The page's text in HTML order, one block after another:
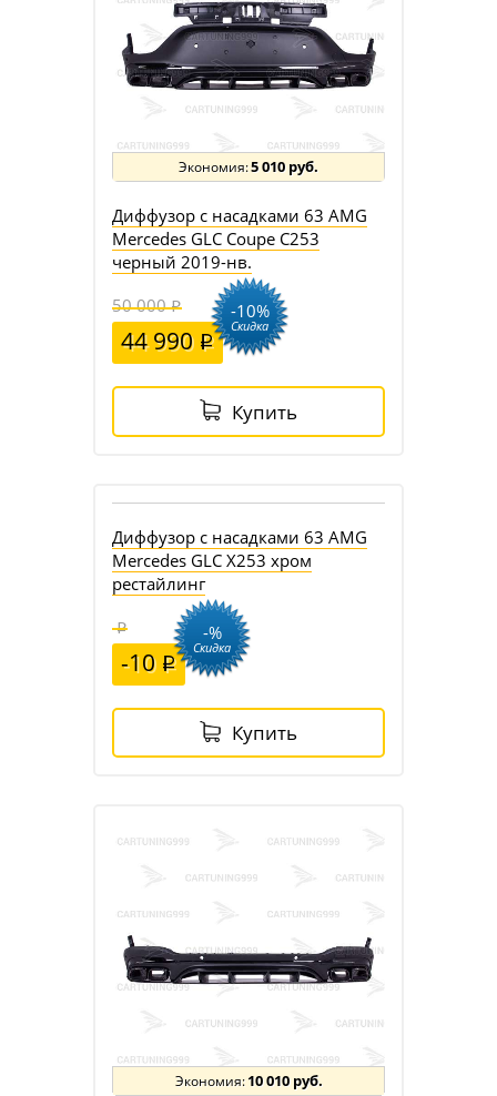
5 010 руб.
Диффузор с насадками 63 AMG
Mercedes GLC Coupe C253
черный 2019-нв.
50 000
44 990
-10%
Скидка
Купить
Диффузор с насадками 63 AMG
Mercedes GLC X253 хром
рестайлинг
-10
-%
Скидка
Купить
10 010 руб.